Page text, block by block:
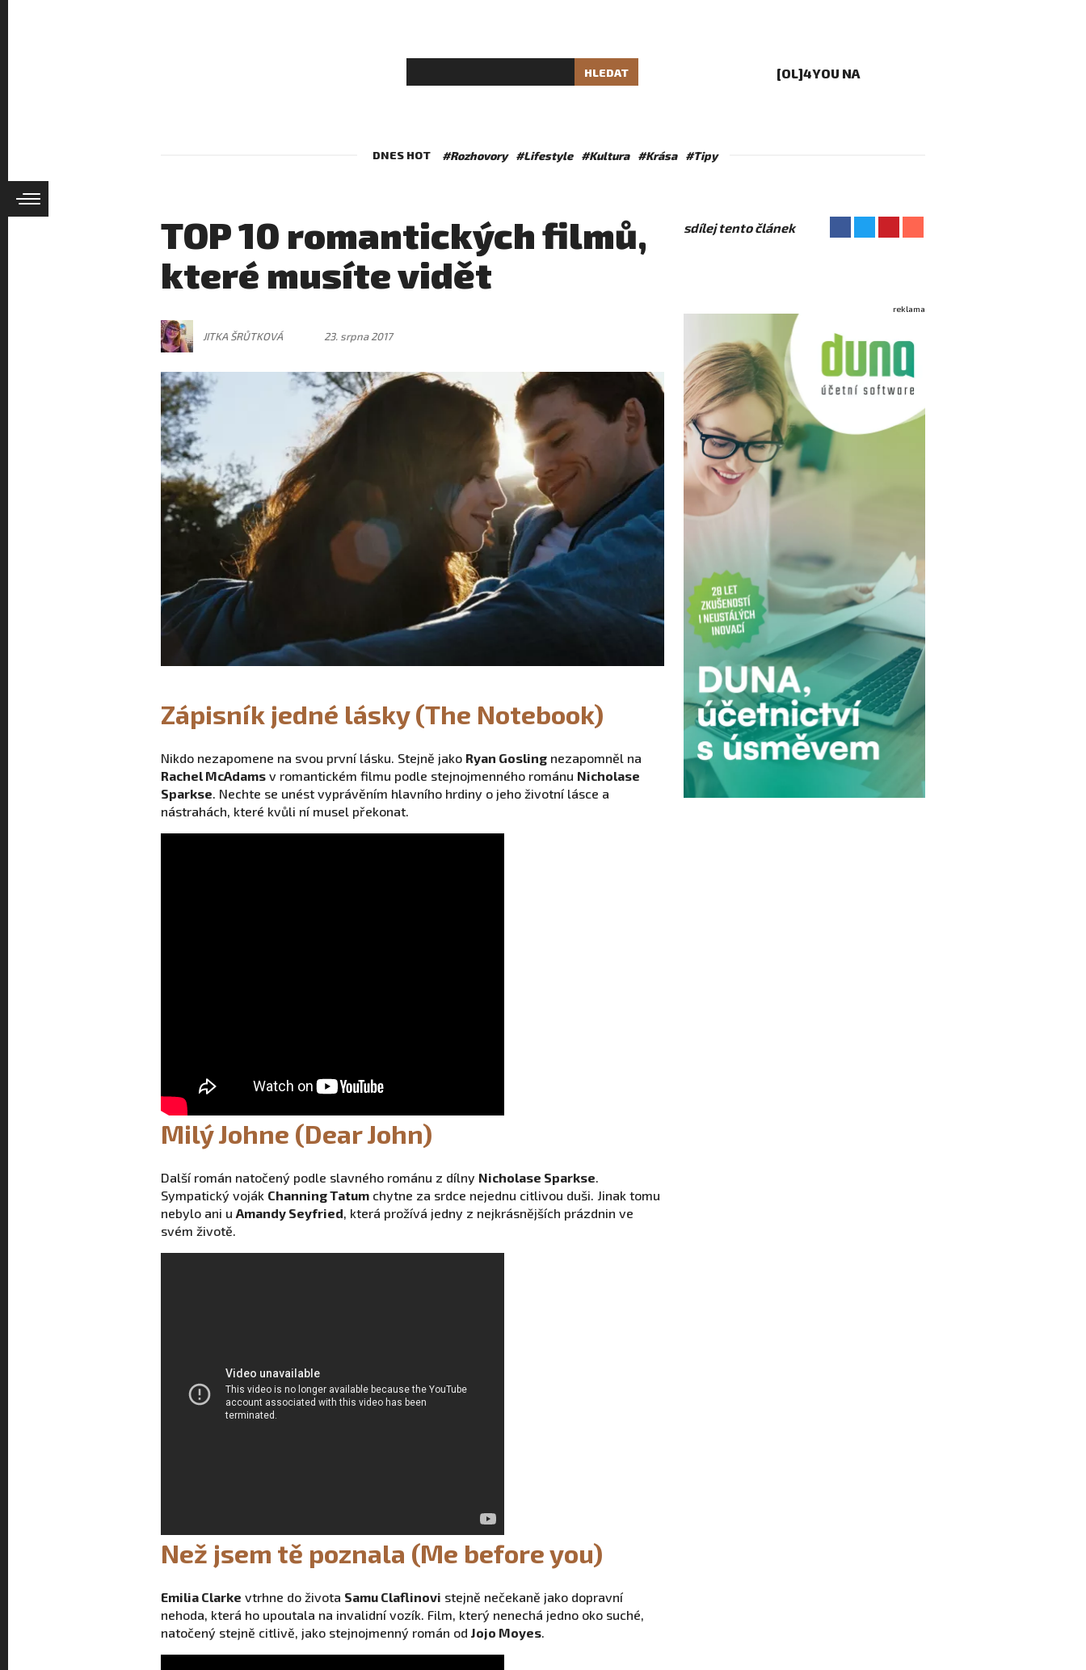
HLEDAT [OL]4YOU NA
DNES HOT #Rozhovory #Lifestyle #Kultura #Krása #Tipy
TOP 10 romantických filmů,
které musíte vidět
JITKA ŠRŮTKOVÁ 23. srpna 2017
Zápisník jedné lásky (The Notebook)
Nikdo nezapomene na svou první lásku. Stejně jako Ryan Gosling nezapomněl na
Rachel McAdams v romantickém filmu podle stejnojmenného románu Nicholase
Sparkse. Nechte se unést vyprávěním hlavního hrdiny o jeho životní lásce a
nástrahách, které kvůli ní musel překonat.
Milý Johne (Dear John)
Další román natočený podle slavného románu z dílny Nicholase Sparkse.
Sympatický voják Channing Tatum chytne za srdce nejednu citlivou duši. Jinak tomu
nebylo ani u Amandy Seyfried, která prožívá jedny z nejkrásnějších prázdnin ve
svém životě.
Než jsem tě poznala (Me before you)
Emilia Clarke vtrhne do života Samu Claflinovi stejně nečekaně jako dopravní
nehoda, která ho upoutala na invalidní vozík. Film, který nenechá jedno oko suché,
natočený stejně citlivě, jako stejnojmenný román od Jojo Moyes.
sdílej tento článek
reklama